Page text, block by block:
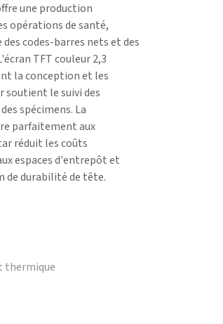
une production
opérations de santé,
codes-barres nets et des
TFT couleur 2,3
la conception et les
soutient le suivi des
spécimens. La
parfaitement aux
réduit les coûts
espaces d'entrepôt et
de durabilité de tête.
thermique